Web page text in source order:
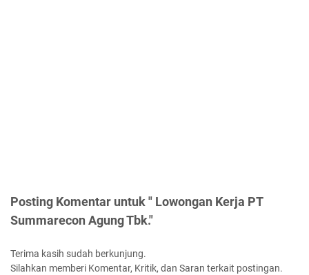
Posting Komentar untuk " Lowongan Kerja PT
Summarecon Agung Tbk."
Terima kasih sudah berkunjung.
Silahkan memberi Komentar, Kritik, dan Saran terkait postingan.